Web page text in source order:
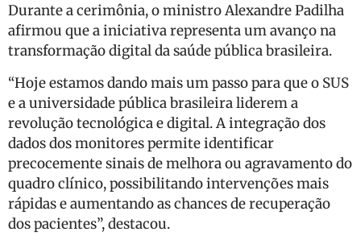
Durante a cerimônia, o ministro Alexandre Padilha
afirmou que a iniciativa representa um avanço na
transformação digital da saúde pública brasileira.
“Hoje estamos dando mais um passo para que o SUS
e a universidade pública brasileira liderem a
revolução tecnológica e digital. A integração dos
dados dos monitores permite identificar
precocemente sinais de melhora ou agravamento do
quadro clínico, possibilitando intervenções mais
rápidas e aumentando as chances de recuperação
dos pacientes”, destacou.